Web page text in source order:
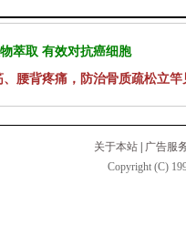
萃取 有效对抗癌细胞
腰背疼痛，防治骨质疏松立竿
关于本站
广告服
Copyright (C)